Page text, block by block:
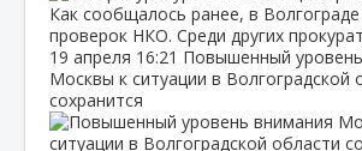
Как сообщалось ранее, в
проверок НКО. Среди других
19 апреля 16:21 Повышенный
Москвы к ситуации в Волгоградской
сохранится